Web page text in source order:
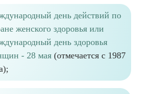
день действий по
женского здоровья или
день здоровья
- 28 мая (отмечается с 1987